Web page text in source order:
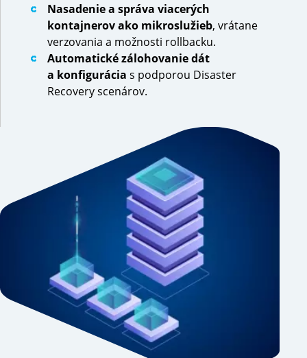
Nasadenie a správa viacerých
kontajnerov ako mikroslužieb, vrátane
verzovania a možnosti rollbacku.
Automatické zálohovanie dát
a konfigurácia s podporou Disaster
Recovery scenárov.